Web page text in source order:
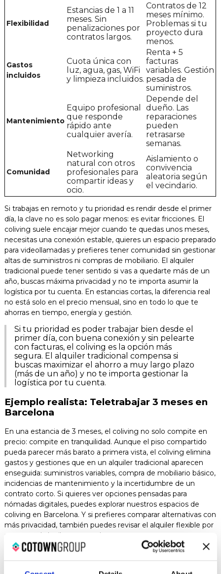
Flexibilidad
Estancias de 1 a 11
meses. Sin
penalizaciones por
contratos largos.
Contratos de 12
meses mínimo.
Problemas si tu
proyecto dura
menos.
Gastos
incluidos
Cuota única con
luz, agua, gas, WiFi
y limpieza incluidos.
Renta + 5
facturas
variables. Gestión
pesada de
suministros.
Mantenimiento
Equipo profesional
que responde
rápido ante
cualquier avería.
Depende del
dueño. Las
reparaciones
pueden
retrasarse
semanas.
Comunidad
Networking
natural con otros
profesionales para
compartir ideas y
ocio.
Aislamiento o
convivencia
aleatoria según
el vecindario.
Si trabajas en remoto y tu prioridad es rendir desde el primer
día, la clave no es solo pagar menos: es evitar fricciones. El
coliving suele encajar mejor cuando te quedas unos meses,
necesitas una conexión estable, quieres un espacio preparado
para videollamadas y prefieres tener comunidad sin gestionar
altas de suministros ni compras de mobiliario. El alquiler
tradicional puede tener sentido si vas a quedarte más de un
año, buscas máxima privacidad y no te importa asumir la
logística por tu cuenta. En estancias cortas, la diferencia real
no está solo en el precio mensual, sino en todo lo que te
ahorras en tiempo, energía y gestión.
Si tu prioridad es poder trabajar bien desde el
primer día, con buena conexión y sin pelearte
con facturas, el coliving es la opción más
segura. El alquiler tradicional compensa si
buscas maximizar el ahorro a muy largo plazo
(más de un año) y no te importa gestionar la
logística por tu cuenta.
Ejemplo realista: Teletrabajar 3 meses en
Barcelona
En una estancia de 3 meses, el coliving no solo compite en
precio: compite en tranquilidad. Aunque el piso compartido
pueda parecer más barato a primera vista, el coliving elimina
gastos y gestiones que en un alquiler tradicional aparecen
enseguida: suministros variables, compra de mobiliario básico,
incidencias de mantenimiento y la incertidumbre de un
contrato corto. Si quieres ver opciones pensadas para
nómadas digitales, puedes explorar nuestros espacios de
coliving en Barcelona. Y si prefieres comparar alternativas con
más privacidad, también puedes revisar el alquiler flexible por
meses o el alquiler temporal.
Imagina que vienes a Barcelona a teletrabajar durante un